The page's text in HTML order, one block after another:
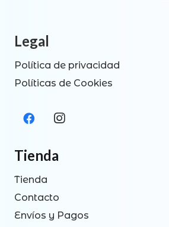
Legal
Política de privacidad
Políticas de Cookies
Tienda
Tienda
Contacto
Envíos y Pagos